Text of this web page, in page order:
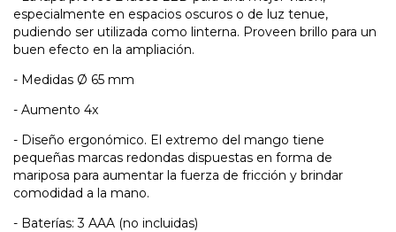
especialmente en espacios oscuros o de luz tenue,
pudiendo ser utilizada como linterna. Proveen brillo para un
buen efecto en la ampliación.
- Medidas Ø 65 mm
- Aumento 4x
- Diseño ergonómico. El extremo del mango tiene
pequeñas marcas redondas dispuestas en forma de
mariposa para aumentar la fuerza de fricción y brindar
comodidad a la mano.
- Baterías: 3 AAA (no incluidas)